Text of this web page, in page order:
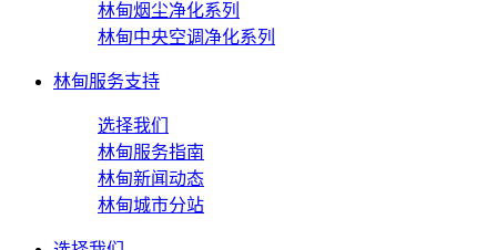
林甸烟尘净化系列
林甸中央空调净化系列
林甸服务支持
选择我们
林甸服务指南
林甸新闻动态
林甸城市分站